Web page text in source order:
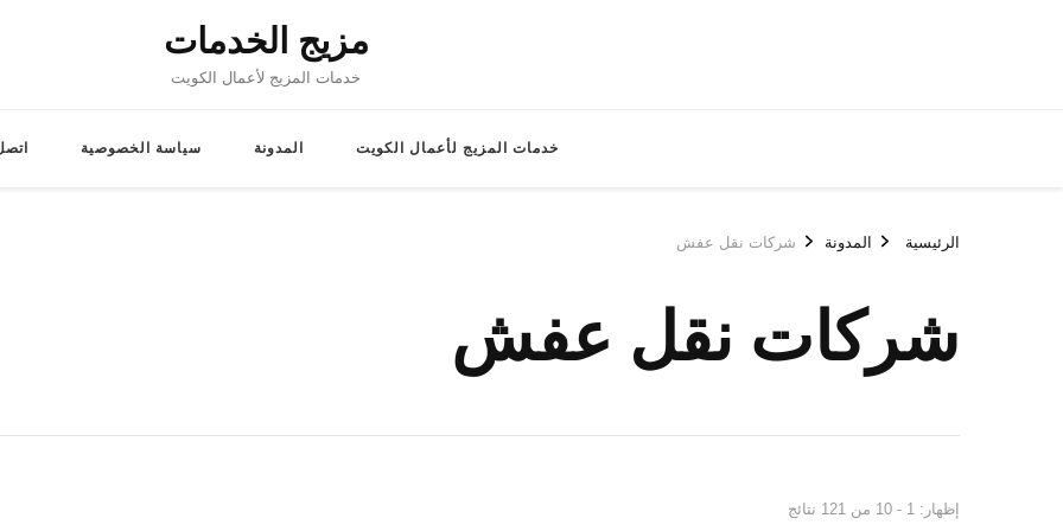
مزيج الخدمات
خدمات المزيج لأعمال الكويت
خدمات المزيج لأعمال الكويت المدونة سياسة الخصوصية
الرئيسية المدونة شركات نقل عفش
شركات نقل عفش
إظهار: 1 - 10 من 121 نتائج